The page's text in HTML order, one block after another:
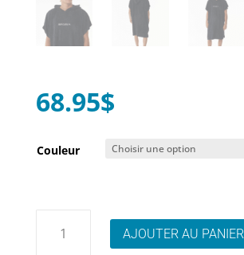
68.95$
Couleur
AJOUTER AU PANIER